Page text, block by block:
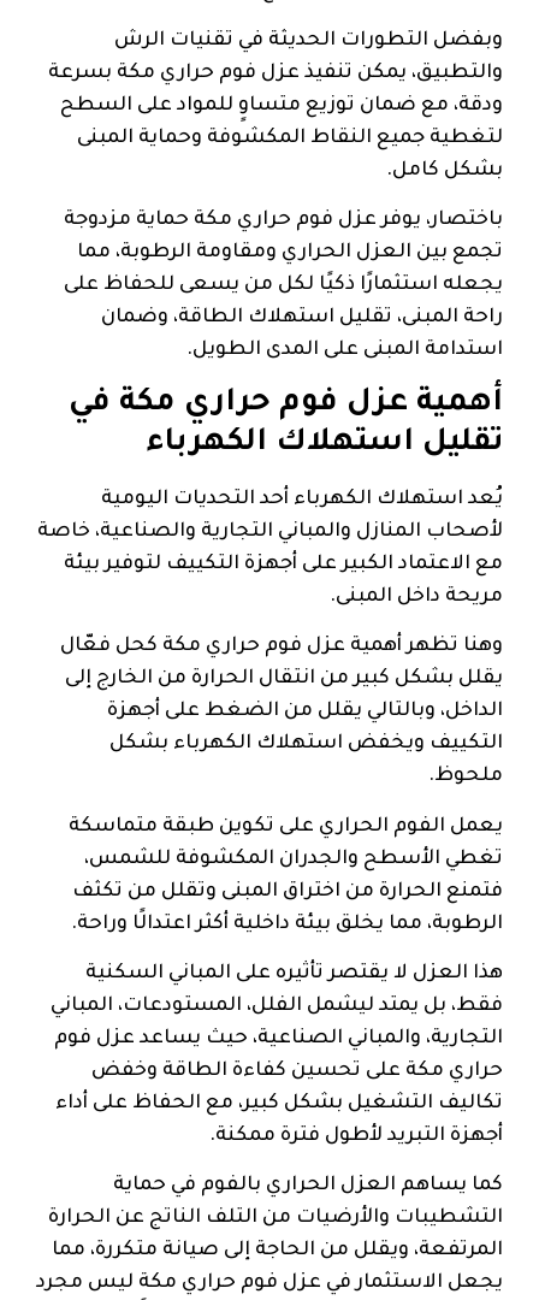
وبفضل التطورات الحديثة في تقنيات الرش
والتطبيق، يمكن تنفيذ عزل فوم حراري مكة بسرعة
ودقة، مع ضمان توزيع متساوٍ للمواد على السطح
لتغطية جميع النقاط المكشوفة وحماية المبنى
بشكل كامل.
باختصار، يوفر عزل فوم حراري مكة حماية مزدوجة
تجمع بين العزل الحراري ومقاومة الرطوبة، مما
يجعله استثمارًا ذكيًا لكل من يسعى للحفاظ على
راحة المبنى، تقليل استهلاك الطاقة، وضمان
استدامة المبنى على المدى الطويل.
أهمية عزل فوم حراري مكة في
تقليل استهلاك الكهرباء
يُعد استهلاك الكهرباء أحد التحديات اليومية
لأصحاب المنازل والمباني التجارية والصناعية، خاصة
مع الاعتماد الكبير على أجهزة التكييف لتوفير بيئة
مريحة داخل المبنى.
وهنا تظهر أهمية عزل فوم حراري مكة كحل فعّال
يقلل بشكل كبير من انتقال الحرارة من الخارج إلى
الداخل، وبالتالي يقلل من الضغط على أجهزة
التكييف ويخفض استهلاك الكهرباء بشكل
ملحوظ.
يعمل الفوم الحراري على تكوين طبقة متماسكة
تغطي الأسطح والجدران المكشوفة للشمس،
فتمنع الحرارة من اختراق المبنى وتقلل من تكثف
الرطوبة، مما يخلق بيئة داخلية أكثر اعتدالًا وراحة.
هذا العزل لا يقتصر تأثيره على المباني السكنية
فقط، بل يمتد ليشمل الفلل، المستودعات، المباني
التجارية، والمباني الصناعية، حيث يساعد عزل فوم
حراري مكة على تحسين كفاءة الطاقة وخفض
تكاليف التشغيل بشكل كبير، مع الحفاظ على أداء
أجهزة التبريد لأطول فترة ممكنة.
كما يساهم العزل الحراري بالفوم في حماية
التشطيبات والأرضيات من التلف الناتج عن الحرارة
المرتفعة، ويقلل من الحاجة إلى صيانة متكررة، مما
يجعل الاستثمار في عزل فوم حراري مكة ليس مجرد